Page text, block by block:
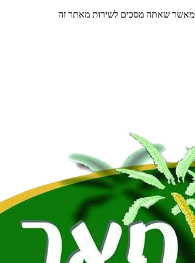
מאשר שאתה מסכים לשירות מאתר זה